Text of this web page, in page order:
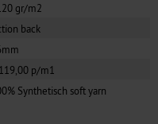
gr/m2
back
p/m1
Synthetisch soft yarn